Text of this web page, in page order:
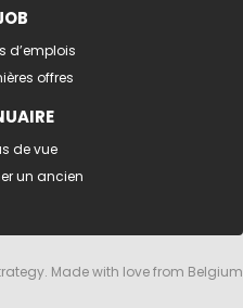
d’emplois
offres
de vue
un ancien
Made with love from Belgium